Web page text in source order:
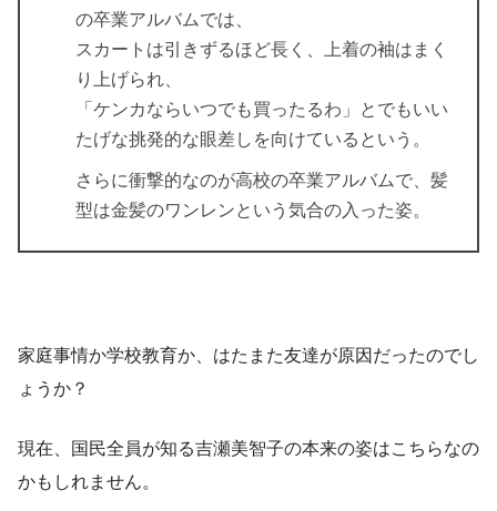
の卒業アルバムでは、
スカートは引きずるほど長く、上着の袖はまく
り上げられ、
「ケンカならいつでも買ったるわ」とでもいい
たげな挑発的な眼差しを向けているという。
さらに衝撃的なのが高校の卒業アルバムで、髪
型は金髪のワンレンという気合の入った姿。
家庭事情か学校教育か、はたまた友達が原因だったのでし
ょうか？
現在、国民全員が知る吉瀬美智子の本来の姿はこちらなの
かもしれません。